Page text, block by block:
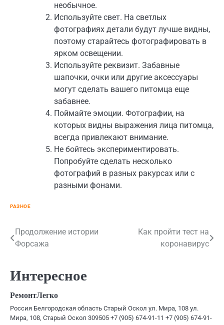
необычное.
Используйте свет. На светлых
фотографиях детали будут лучше видны,
поэтому старайтесь фотографировать в
ярком освещении.
Используйте реквизит. Забавные
шапочки, очки или другие аксессуары
могут сделать вашего питомца еще
забавнее.
Поймайте эмоции. Фотографии, на
которых видны выражения лица питомца,
всегда привлекают внимание.
Не бойтесь экспериментировать.
Попробуйте сделать несколько
фотографий в разных ракурсах или с
разными фонами.
РАЗНОЕ
Навигация
записям
Продолжение истории
Форсажа
Как пройти тест на
коронавирус
Интересное
РемонтЛегко
Россия Белгородская область Старый Оскол ул. Мира, 108 ул.
Мира, 108, Старый Оскол 309505 +7 (905) 674-91-11 +7 (905) 674-91-